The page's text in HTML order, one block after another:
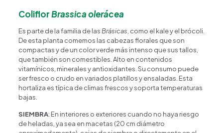
ColiflorBrassica olerácea
Es parte de la familia de lasBrásicas , como el kale y el brócoli.
De esta planta comemos las cabezas florales que son
compactas y de un color verde más intenso que sus tallos,
que también son comestibles. Alto en contenidos
vitamínicos, minerales y antioxidantes. Su consumo puede
ser fresco o crudo en variados platillos y ensaladas. Esta
hortaliza es típica de climas frescos y soporta temperaturas
bajas.
SIEMBRA: En interiores o exteriores cuando no haya riesgo
de heladas, ya sea en macetas (20 cm diámetro